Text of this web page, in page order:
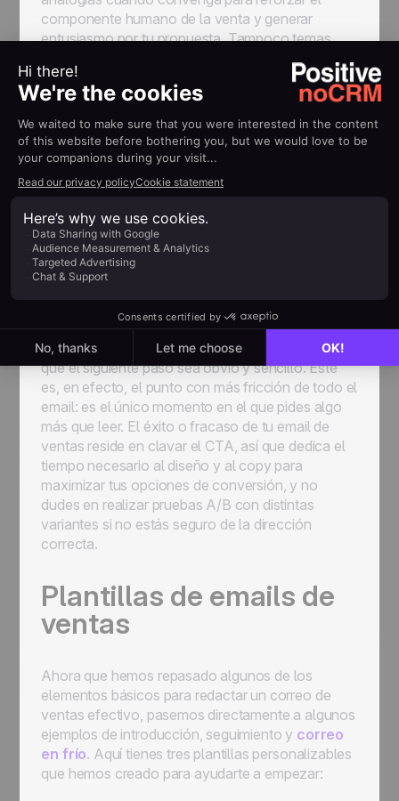
componente humano de la venta y generar
entusiasmo por tu propuesta. Tampoco temas
usar viñetas o párrafos cortos para mejorar la
legibilidad: nadie se queja de recibir un email de
ventas breve y fácil de leer.
Llamada a la acción (CTA)
Tu email de ventas debe terminar con una llamada
a la acción clara y convincente. La forma que
adopte el CTA depende de lo que estés
ofreciendo: agendar una llamada, comprar un
producto, registrarse para una demo, suscribirse a
una lista, visitar una landing page o simplemente
Sea cual sea la acción que buscas, asegúrate de
que el siguiente paso sea obvio y sencillo. Este
es, en efecto, el punto con más fricción de todo el
email: es el único momento en el que pides algo
más que leer. El éxito o fracaso de tu email de
ventas reside en clavar el CTA, así que dedica el
tiempo necesario al diseño y al copy para
maximizar tus opciones de conversión, y no
dudes en realizar pruebas A/B con distintas
variantes si no estás seguro de la dirección
correcta.
Plantillas de emails de
ventas
Ahora que hemos repasado algunos de los
elementos básicos para redactar un correo de
ventas efectivo, pasemos directamente a algunos
ejemplos de introducción, seguimiento y correo
en frío. Aquí tienes tres plantillas personalizables
que hemos creado para ayudarte a empezar: